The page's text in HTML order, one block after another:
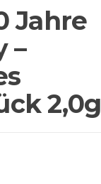
Jahre
–
2,0g